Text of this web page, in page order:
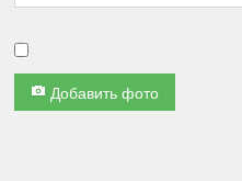
Добавить фото